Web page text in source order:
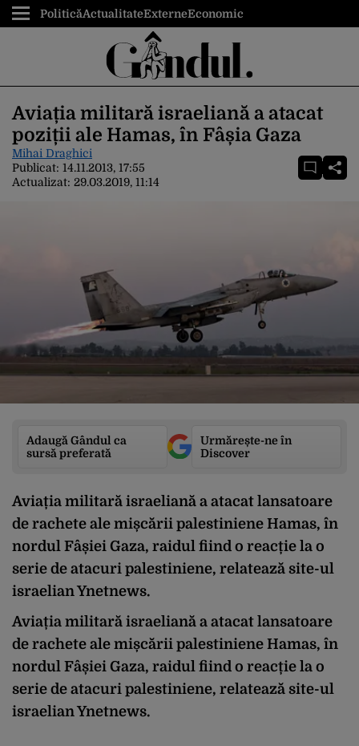
PoliticăActualitateExterneEconomic
Aviația militară israeliană a atacat
poziții ale Hamas, în Fâșia Gaza
Mihai Draghici
Publicat: 14.11.2013, 17:55
Actualizat: 29.03.2019, 11:14
Adaugă Gândul ca
sursă preferată
Urmărește-ne în
Discover
Aviația militară israeliană a atacat lansatoare
de rachete ale mișcării palestiniene Hamas, în
nordul Fâșiei Gaza, raidul fiind o reacție la o
serie de atacuri palestiniene, relatează site-ul
israelian Ynetnews.
Aviația militară israeliană a atacat lansatoare
de rachete ale mișcării palestiniene Hamas, în
nordul Fâșiei Gaza, raidul fiind o reacție la o
serie de atacuri palestiniene, relatează site-ul
israelian Ynetnews.